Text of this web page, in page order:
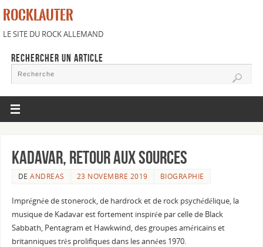
ROCKLAUTER
LE SITE DU ROCK ALLEMAND
RECHERCHER UN ARTICLE
Kadavar, retour aux sources
DEANDREAS 23 NOVEMBRE 2019 BIOGRAPHIE
Imprégnée de stonerock, de hardrock et de rock psychédélique, la
musique de Kadavar est fortement inspirée par celle de Black
Sabbath, Pentagram et Hawkwind, des groupes américains et
britanniques très prolifiques dans les années 1970.